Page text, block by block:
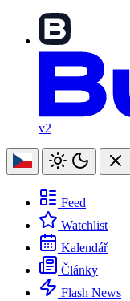
v2
Feed
Watchlist
Kalendář
Články
Flash News